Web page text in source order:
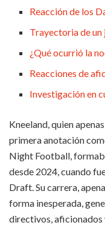
Reacción de los
Trayectoria de
¿Qué ocurrió la
Reacciones de
Investigación en
Kneeland, quien
primera anotación
Night Football,
desde 2024, cuando
Draft. Su carrera,
forma inesperada,
directivos, aficionados